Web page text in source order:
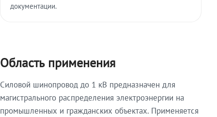
документации.
Область применения
Силовой шинопровод до 1 кВ предназначен для
магистрального распределения электроэнергии на
промышленных и гражданских объектах. Применяется